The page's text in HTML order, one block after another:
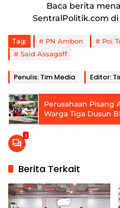
Baca berita
SentralPolitik.com di
Tag: PN Ambon
Poi
Said Assagaff
Penulis: Tim Media Editor:
Perusahaan Pisang
Warga Tiga Dusun
3
Berita Terkait